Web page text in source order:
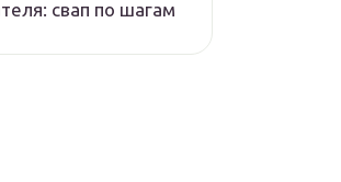
свап по шагам